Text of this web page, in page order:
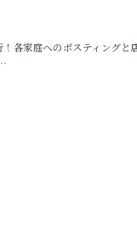
各家庭へのポスティングと